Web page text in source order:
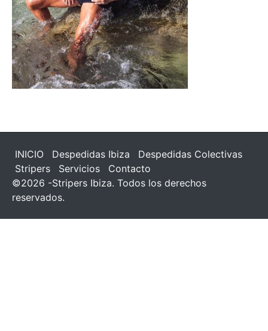
INICIO Despedidas Ibiza
Despedidas Colectivas
Stripers
Servicios
Contacto
©2026 -Stripers Ibiza. Todos los derechos
reservados.